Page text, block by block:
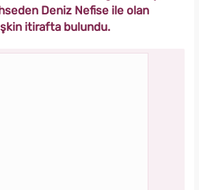
Deniz Nefise ile olan
itirafta bulundu.